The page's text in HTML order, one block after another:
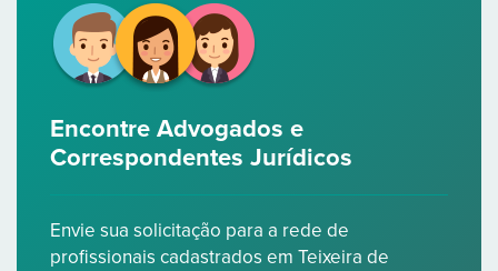
Encontre Advogados e
Correspondentes Jurídicos
Envie sua solicitação para a rede de
profissionais cadastrados em Teixeira de